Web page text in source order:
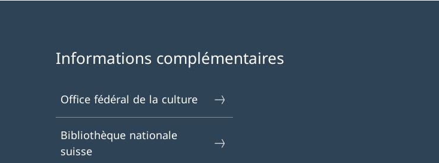
Informations complémentaires
Office fédéral de la culture
Bibliothèque nationale
suisse